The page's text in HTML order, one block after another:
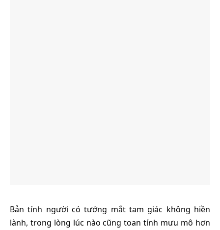
Bản tính người có tướng mắt tam giác không hiền
lành, trong lòng lúc nào cũng toan tính mưu mô hơn